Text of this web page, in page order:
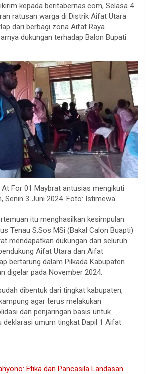
kepada beritabernas.com, Selasa 4
ratusan warga di Distrik Aifat Utara
dari berbagi zona Aifat Raya
dukungan terhadap Balon Bupati
For 01 Maybrat antusias mengikuti
Senin 3 Juni 2024. Foto: Istimewa
itu menghasilkan kesimpulan.
Tenau S.Sos MSi (Bakal Calon Buapti)
mendapatkan dukungan dari seluruh
Aifat Utara dan Aifat
bertarung dalam Pilkada Kabupaten
digelar pada November 2024.
dibentuk dari tingkat kabupaten,
agar terus melakukan
dan penjaringan basis untuk
deklarasi umum tingkat Dapil 1 Aifat
Etika dan Pancasila Landasan